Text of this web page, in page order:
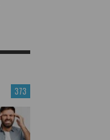
373